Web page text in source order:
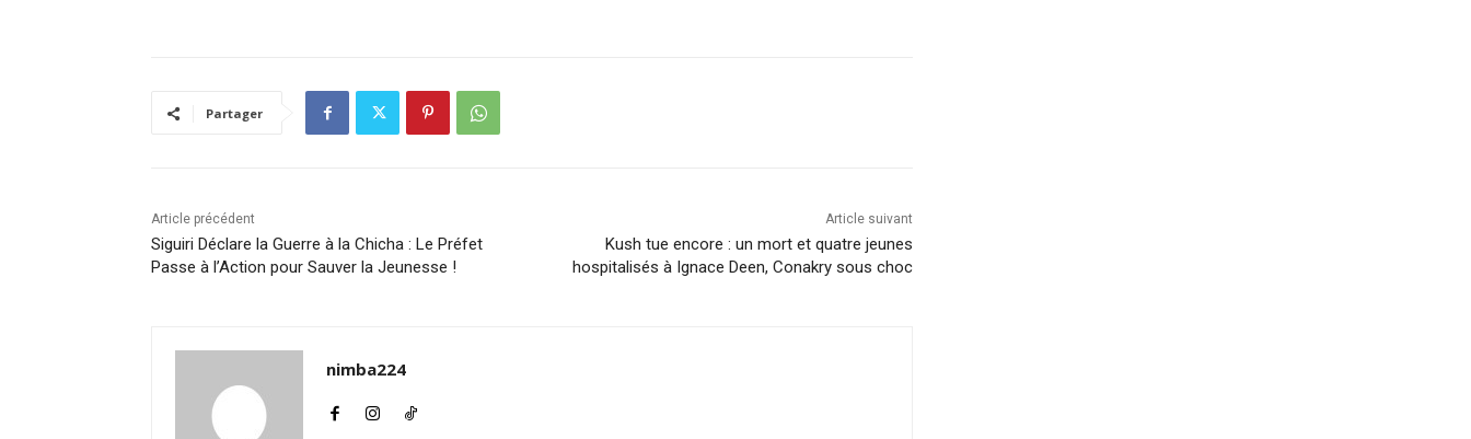
Partager
Article précédent
Siguiri Déclare la Guerre à la Chicha : Le Préfet
Passe à l’Action pour Sauver la Jeunesse !
Article suivant
Kush tue encore : un mort et quatre jeunes
hospitalisés à Ignace Deen, Conakry sous choc
nimba224